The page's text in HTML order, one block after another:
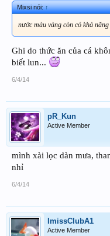
Mixsi nói:↑
nước màu vàng còn có khả
Ghi do thức ăn của cá
biết lun...
6/4/14
pR_Kun
Active Member
mình xài lọc dàn mưa,
nhỉ
6/4/14
ImissClubA1
Active Member